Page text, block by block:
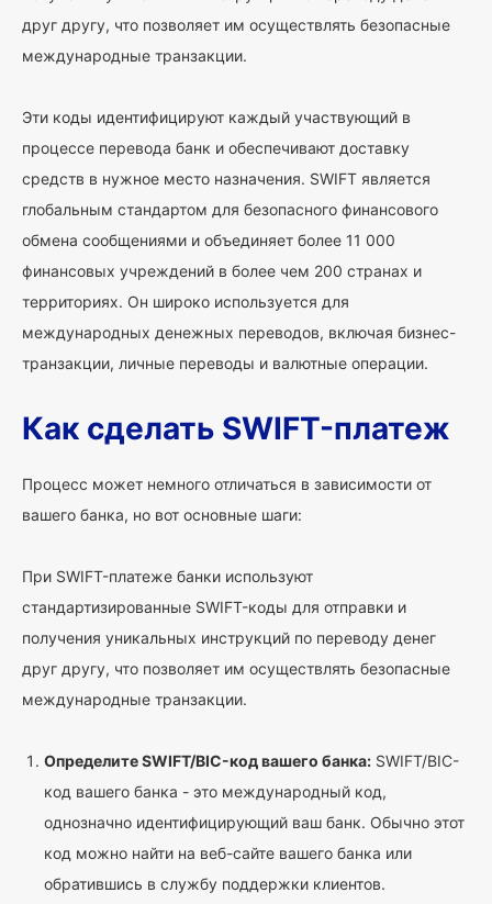
друг другу, что позволяет им осуществлять безопасные
международные транзакции.
Эти коды идентифицируют каждый участвующий в
процессе перевода банк и обеспечивают доставку
средств в нужное место назначения. SWIFT является
глобальным стандартом для безопасного финансового
обмена сообщениями и объединяет более 11 000
финансовых учреждений в более чем 200 странах и
территориях. Он широко используется для
международных денежных переводов, включая бизнес-
транзакции, личные переводы и валютные операции.
Как сделать SWIFT-платеж
Процесс может немного отличаться в зависимости от
вашего банка, но вот основные шаги:
При SWIFT-платеже банки используют
стандартизированные SWIFT-коды для отправки и
получения уникальных инструкций по переводу денег
друг другу, что позволяет им осуществлять безопасные
международные транзакции.
Определите SWIFT/BIC-код вашего банка: SWIFT/BIC-
код вашего банка - это международный код,
однозначно идентифицирующий ваш банк. Обычно этот
код можно найти на веб-сайте вашего банка или
обратившись в службу поддержки клиентов.